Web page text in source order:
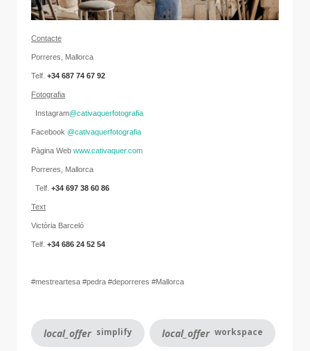
Contacte
Porreres, Mallorca
Telf. +34 687 74 67 92
Fotografia
Instagram@cativaquerfotografia
Facebook @cativaquerfotografia
Pàgina Web www.cativaquer.com
Porreres, Mallorca
Telf. +34 697 38 60 86
Text
Victòria Barceló
Telf. +34 686 24 52 54
#mestreartesa #pedra #deporreres #Mallorca
local_offer simplify local_offer workspace